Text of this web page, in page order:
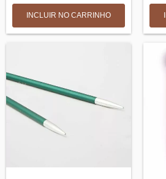
INCLUIR NO CARRINHO